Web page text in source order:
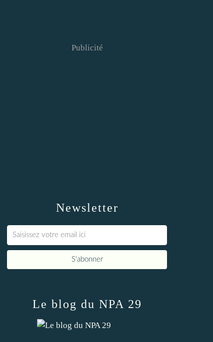
Newsletter
Publicité
Le blog du NPA 29